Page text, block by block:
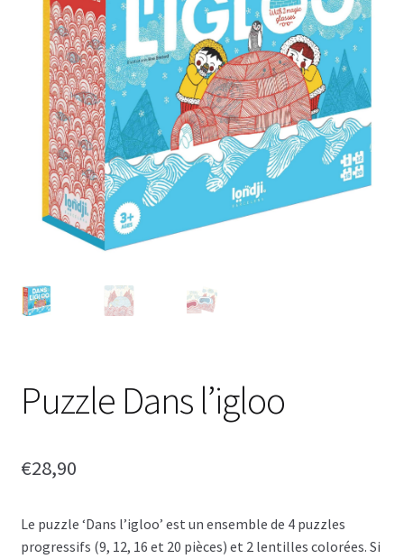
Puzzle Dans l’igloo
€28,90
Le puzzle ‘Dans l’igloo’ est un ensemble de 4 puzzles
progressifs (9, 12, 16 et 20 pièces) et 2 lentilles colorées. Si